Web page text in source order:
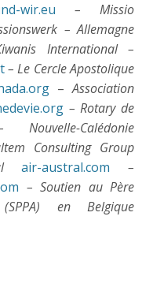
wir.eu
– Missio
– Allemagne
International –
– Le Cercle Apostolique
–Association
– Rotary de
Calédonie
Consulting Group
air-austral.com
–
– Soutien au Père
en Belgique